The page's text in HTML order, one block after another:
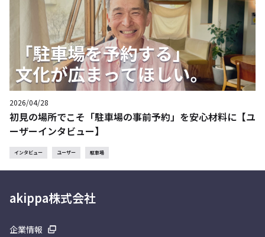
2026/04/28
初見の場所でこそ「駐車場の事前予約」を安心材料に【ユ
ーザーインタビュー】
インタビュー ユーザー 駐車場
akippa株式会社
企業情報